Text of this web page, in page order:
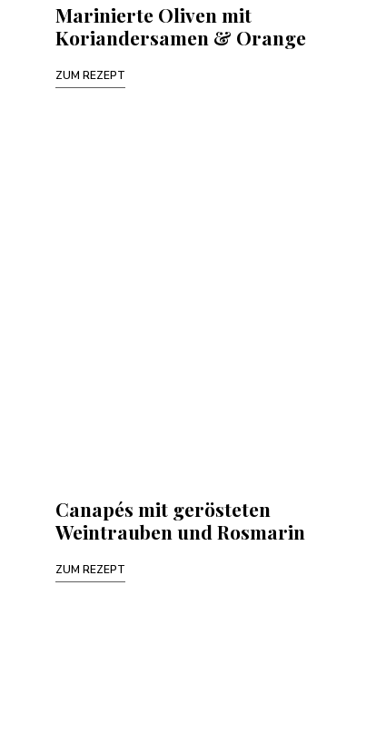
Marinierte Oliven mit
Koriandersamen & Orange
ZUM REZEPT
Canapés mit gerösteten
Weintrauben und Rosmarin
ZUM REZEPT